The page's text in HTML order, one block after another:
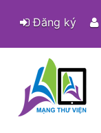
Đăng ký